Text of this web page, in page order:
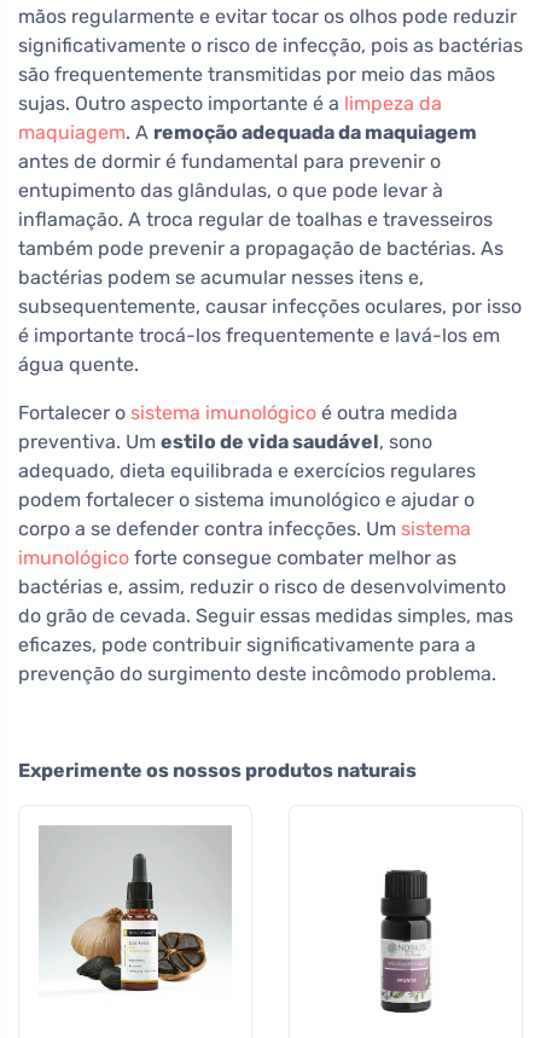
mãos regularmente e evitar tocar os olhos pode reduzir
significativamente o risco de infecção, pois as bactérias
são frequentemente transmitidas por meio das mãos
sujas. Outro aspecto importante é a limpeza da
maquiagem. A remoção adequada da maquiagem
antes de dormir é fundamental para prevenir o
entupimento das glândulas, o que pode levar à
inflamação. A troca regular de toalhas e travesseiros
também pode prevenir a propagação de bactérias. As
bactérias podem se acumular nesses itens e,
subsequentemente, causar infecções oculares, por isso
é importante trocá-los frequentemente e lavá-los em
água quente.
Fortalecer o sistema imunológico é outra medida
preventiva. Um estilo de vida saudável, sono
adequado, dieta equilibrada e exercícios regulares
podem fortalecer o sistema imunológico e ajudar o
corpo a se defender contra infecções. Um sistema
imunológico forte consegue combater melhor as
bactérias e, assim, reduzir o risco de desenvolvimento
do grão de cevada. Seguir essas medidas simples, mas
eficazes, pode contribuir significativamente para a
prevenção do surgimento deste incômodo problema.
Experimente os nossos produtos naturais